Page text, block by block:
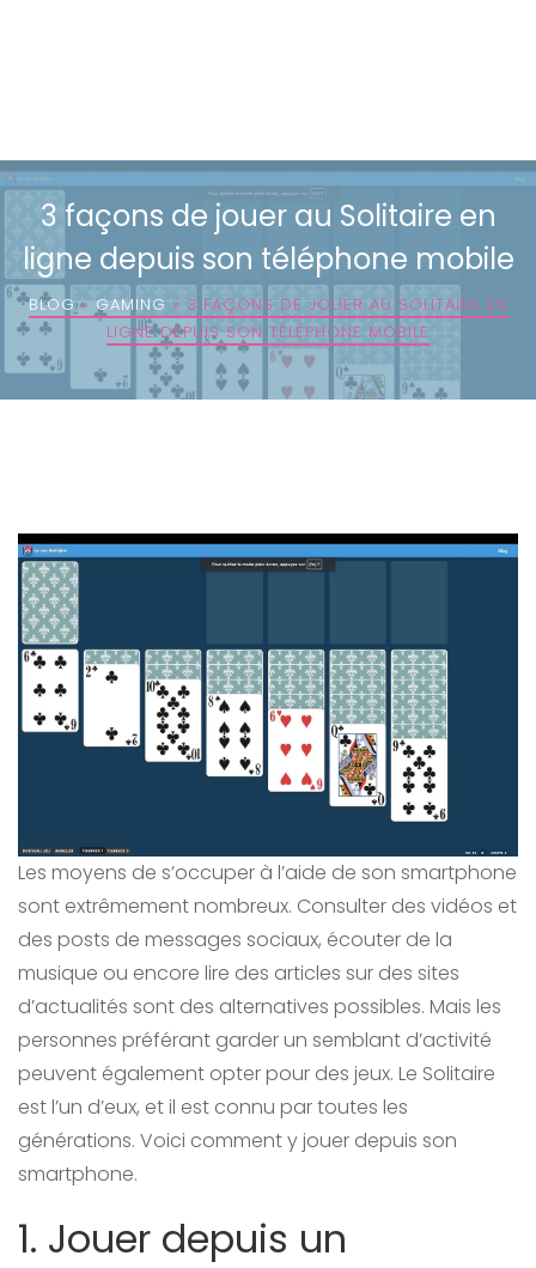
3 façons de jouer au Solitaire en
ligne depuis son téléphone mobile
BLOG» GAMING » 3 FAÇONS DE JOUER AU SOLITAIRE EN
LIGNE DEPUIS SON TÉLÉPHONE MOBILE
Les moyens de s’occuper à l’aide de son smartphone
sont extrêmement nombreux. Consulter des vidéos et
des posts de messages sociaux, écouter de la
musique ou encore lire des articles sur des sites
d’actualités sont des alternatives possibles. Mais les
personnes préférant garder un semblant d’activité
peuvent également opter pour des jeux. Le Solitaire
est l’un d’eux, et il est connu par toutes les
générations. Voici comment y jouer depuis son
smartphone.
1. Jouer depuis un